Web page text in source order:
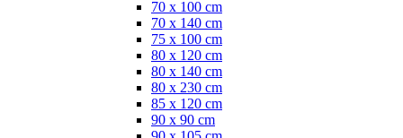
70 x 100 cm
70 x 140 cm
75 x 100 cm
80 x 120 cm
80 x 140 cm
80 x 230 cm
85 x 120 cm
90 x 90 cm